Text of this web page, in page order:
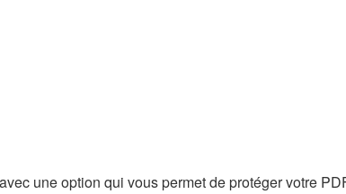
une option qui vous permet de protéger votre